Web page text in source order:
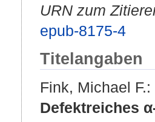
URN zum
epub-8175-4
Titelangaben
Fink, Michael F.:
Defektreiches